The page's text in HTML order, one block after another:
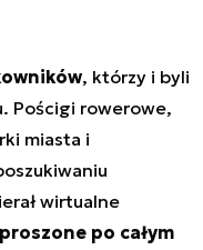
, którzy i byli
Pościgi rowerowe,
miasta i
wirtualne
po całym